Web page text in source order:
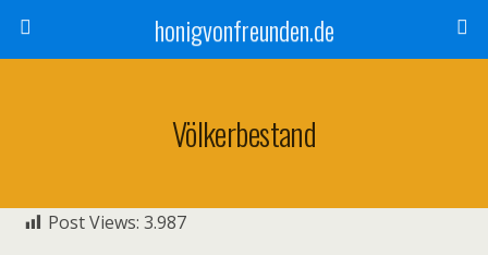
honigvonfreunden.de
Völkerbestand
Post Views: 3.987